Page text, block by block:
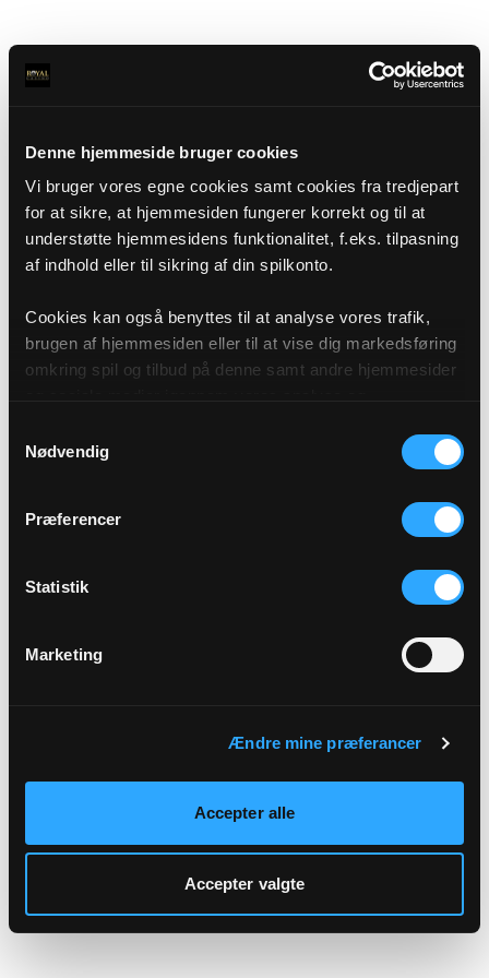
Denne hjemmeside bruger cookies
Vi bruger vores egne cookies samt cookies fra tredjepart
for at sikre, at hjemmesiden fungerer korrekt og til at
understøtte hjemmesidens funktionalitet, f.eks. tilpasning
af indhold eller til sikring af din spilkonto.
Cookies kan også benyttes til at analyse vores trafik,
brugen af hjemmesiden eller til at vise dig markedsføring
omkring spil og tilbud på denne samt andre hjemmesider
af cookies under "Detaljer" eller ved at klikke videre til
vores Cookiepolitik, som du finder i bunden af vores
Nødvendig
Præferencer
Statistik
Marketing
Ændre mine præferancer
Accepter alle
Accepter valgte